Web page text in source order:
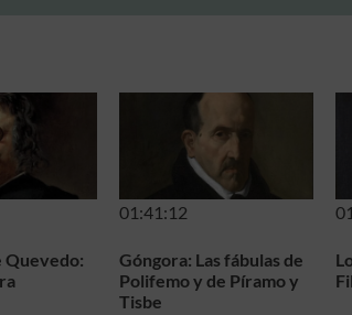
Quevedo:
01:41:12
Góngora: Las fábulas de
Polifemo y de Píramo y
Tisbe